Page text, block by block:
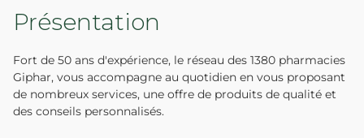
Présentation
Fort de 50 ans d'expérience, le réseau des 1380 pharmacies
Giphar, vous accompagne au quotidien en vous proposant
de nombreux services, une offre de produits de qualité et
des conseils personnalisés.